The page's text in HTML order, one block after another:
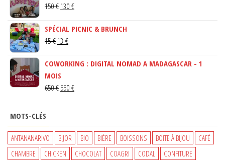
150€ LE
INITIAL
ÉTAIT :
130 €LE
ACTUEL
SPÉCIAL PICNIC & BRUNCH
15€ LE
INITIAL
ÉTAIT :
15 €.
13 €LE
ACTUEL
13 €.
COWORKING : DIGITAL NOMAD A MADAGASCAR - 1
MOIS
650€ LE
ÉTAIT :
650 €.
550 €LE
EST :
550 €.
MOTS-CLÉS
ANTANANARIVO BIJOR BIO BIÈRE BOISSONS BOITE À BIJOU
CAFÉ
CHAMBRE
CHICKEN CHOCOLAT COAGRI CODAL
CONFITURE